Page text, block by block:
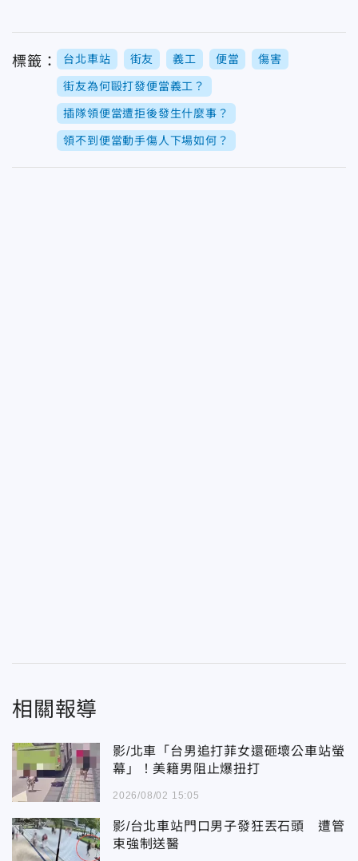
標籤： 台北車站 街友 義工 便當 傷害
街友為何毆打發便當義工？
插隊領便當遭拒後發生什麼事？
領不到便當動手傷人下場如何？
相關報導
影/北車「台男追打菲女還砸壞公車站螢
幕」！美籍男阻止爆扭打
2026/08/02 15:05
影/台北車站門口男子發狂丟石頭 遭管
束強制送醫